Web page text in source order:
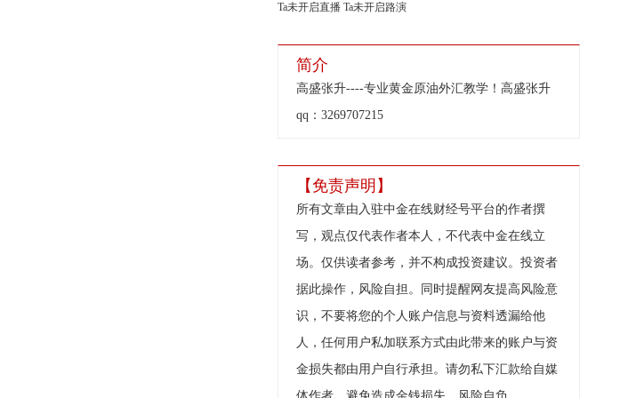
Ta未开启直播 Ta未开启路演
简介
高盛张升----专业黄金原油外汇教学！高盛张升
qq：3269707215
【免责声明】
所有文章由入驻中金在线财经号平台的作者撰
写，观点仅代表作者本人，不代表中金在线立
场。仅供读者参考，并不构成投资建议。投资者
据此操作，风险自担。同时提醒网友提高风险意
识，不要将您的个人账户信息与资料透漏给他
人，任何用户私加联系方式由此带来的账户与资
金损失都由用户自行承担。请勿私下汇款给自媒